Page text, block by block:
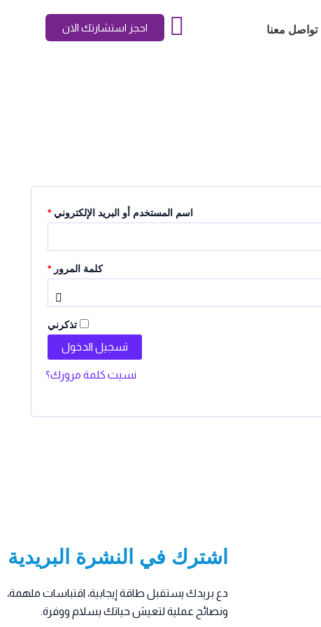
تواصل معنا احجز استشارتك الان
اسم المستخدم أو البريد الإلكتروني*
كلمة المرور*
تذكرني
تسجيل الدخول
نسيت كلمة مرورك؟
اشترك في النشرة البريدية
دع بريدك يستقبل طاقة إيجابية، اقتباسات ملهمة،
ونصائح عملية لتعيش حياتك بسلام ووفرة.